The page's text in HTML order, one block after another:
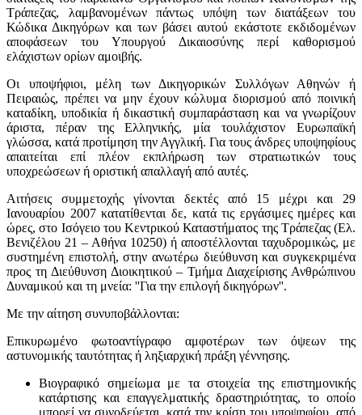
Τράπεζας, λαμβανομένων πάντως υπόψη των διατάξεων του
Κώδικα Δικηγόρων και των βάσει αυτού εκάστοτε εκδιδομένων
αποφάσεων του Υπουργού Δικαιοσύνης περί καθορισμού
ελάχιστων ορίων αμοιβής.
Οι υποψήφιοι, μέλη των Δικηγορικών Συλλόγων Αθηνών ή
Πειραιώς, πρέπει να μην έχουν κώλυμα διορισμού από ποινική
καταδίκη, υποδικία ή δικαστική συμπαράσταση και να γνωρίζουν
άριστα, πέραν της Ελληνικής, μία τουλάχιστον Ευρωπαϊκή
γλώσσα, κατά προτίμηση την Αγγλική. Για τους άνδρες υποψηφίους
απαιτείται επί πλέον εκπλήρωση των στρατιωτικών τους
υποχρεώσεων ή οριστική απαλλαγή από αυτές.
Αιτήσεις συμμετοχής γίνονται δεκτές από 15 μέχρι και 29
Ιανουαρίου 2007 κατατίθενται δε, κατά τις εργάσιμες ημέρες και
ώρες, στο Ισόγειο του Κεντρικού Καταστήματος της Τράπεζας (Ελ.
Βενιζέλου 21 – Αθήνα 10250) ή αποστέλλονται ταχυδρομικώς, με
συστημένη επιστολή, στην ανωτέρω διεύθυνση και συγκεκριμένα
προς τη Διεύθυνση Διοικητικού – Τμήμα Διαχείρισης Ανθρώπινου
Δυναμικού και τη μνεία: ''Για την επιλογή δικηγόρων''.
Με την αίτηση συνυποβάλλονται:
Επικυρωμένο φωτοαντίγραφο αμφοτέρων των όψεων της
αστυνομικής ταυτότητας ή ληξιαρχική πράξη γέννησης.
Βιογραφικό σημείωμα με τα στοιχεία της επιστημονικής
κατάρτισης και επαγγελματικής δραστηριότητας, το οποίο
μπορεί να συνοδεύεται, κατά την κρίση του υποψηφίου, από